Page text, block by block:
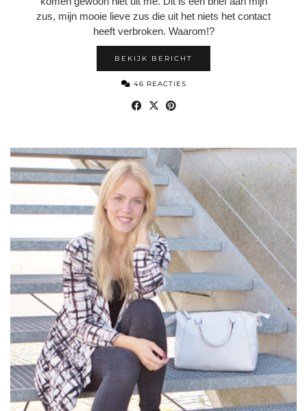
zus, mijn mooie lieve zus die uit het niets het contact
heeft verbroken. Waarom!?
BEKIJK BERICHT
46 REACTIES